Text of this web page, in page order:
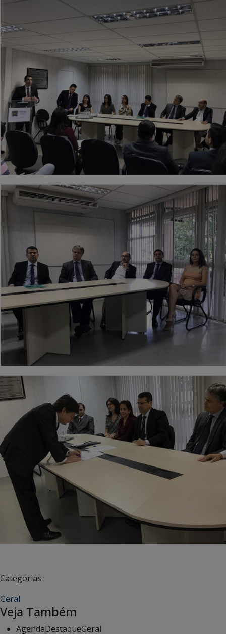
Categorias :
Geral
Veja Também
AgendaDestaqueGeral